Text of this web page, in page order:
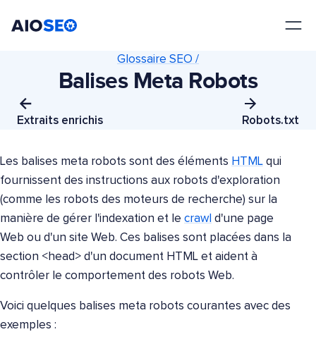
Extraits enrichis
Glossaire SEO /
Balises Meta Robots
Robots.txt
Les balises meta robots sont des éléments HTML qui
fournissent des instructions aux robots d'exploration
(comme les robots des moteurs de recherche) sur la
manière de gérer l'indexation et le crawl d'une page
Web ou d'un site Web. Ces balises sont placées dans la
section <head> d'un document HTML et aident à
contrôler le comportement des robots Web.
Voici quelques balises meta robots courantes avec des
exemples :